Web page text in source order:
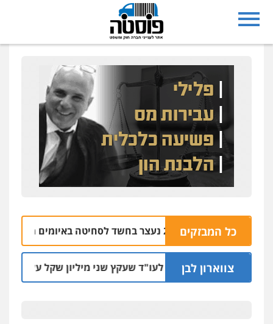
כל המבזקים
נצרת: בן 28 נעצר בחשד לסחיטה באיומים מטלפון שאינו שלו
צווארון לבן
מאסר בפועל לעו"ד שעקץ שני מיליון שקל על דירה השייכת